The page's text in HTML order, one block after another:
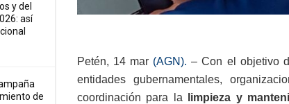
y del
así
de
Petén, 14 mar (AGN). – Con el objetivo
entidades gubernamentales,
coordinación para la
limpieza y